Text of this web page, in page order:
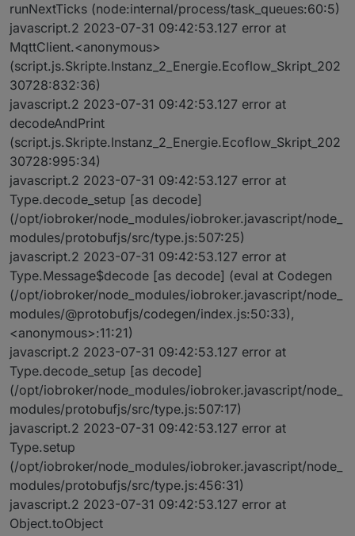
runNextTicks (node:internal/process/task_queues:60:5)
javascript.2 2023-07-31 09:42:53.127 error at
MqttClient.<anonymous>
(script.js.Skripte.Instanz_2_Energie.Ecoflow_Skript_202
30728:832:36)
javascript.2 2023-07-31 09:42:53.127 error at
decodeAndPrint
(script.js.Skripte.Instanz_2_Energie.Ecoflow_Skript_202
30728:995:34)
javascript.2 2023-07-31 09:42:53.127 error at
Type.decode_setup [as decode]
(/opt/iobroker/node_modules/iobroker.javascript/node_
modules/protobufjs/src/type.js:507:25)
javascript.2 2023-07-31 09:42:53.127 error at
Type.Message$decode [as decode] (eval at Codegen
(/opt/iobroker/node_modules/iobroker.javascript/node_
modules/@protobufjs/codegen/index.js:50:33),
<anonymous>:11:21)
javascript.2 2023-07-31 09:42:53.127 error at
Type.decode_setup [as decode]
(/opt/iobroker/node_modules/iobroker.javascript/node_
modules/protobufjs/src/type.js:507:17)
javascript.2 2023-07-31 09:42:53.127 error at
Type.setup
(/opt/iobroker/node_modules/iobroker.javascript/node_
modules/protobufjs/src/type.js:456:31)
javascript.2 2023-07-31 09:42:53.127 error at
Object.toObject